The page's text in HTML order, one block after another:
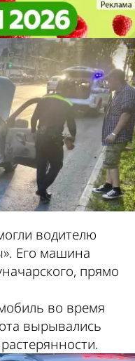
помогли
«Ладу-Калину»
водителю
Его машина
прямо
во время
вырывались
помогли
«Ладу-Калину»